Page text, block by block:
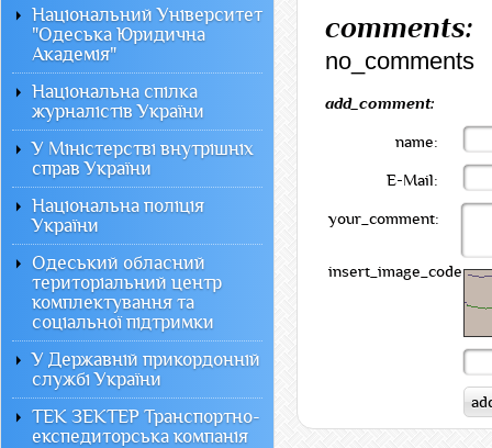
comments:
no_comments
add_comment:
name:
E-Mail:
your_comment:
insert_image_code:
Національний Університет
"Одеська Юридична
Академія"
Національна спілка
журналістів України
У Міністерстві внутрішніх
справ України
Національна поліція
України
Одеський обласний
територіальний центр
комплектування та
соціальної підтримки
У Державній прикордонній
службі України
ТЕК ЗЕКТЕР Транспортно-
експедиторська компанія